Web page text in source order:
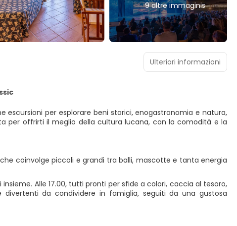
9 altre immaginis
Alle 17.00, tutti pronti per sfide a colori, caccia al tesoro,
da condividere in famiglia, seguiti da una gustosa
coinvolge piccoli e grandi tra balli, mascotte e tanta energia
escursioni per esplorare beni storici, enogastronomia e natura,
per offrirti il meglio della cultura lucana, con la comodità e la
Ulteriori informazioni